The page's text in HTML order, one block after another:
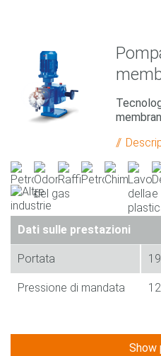
Dati sulle prestazioni
Portata
Pressione di mandata
Show